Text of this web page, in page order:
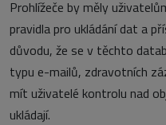
Prohlížeče by měly
pravidla pro ukládání dat a
důvodu, že se v těchto
typu e-mailů, zdravotních
mít uživatelé kontrolu nad
ukládají.